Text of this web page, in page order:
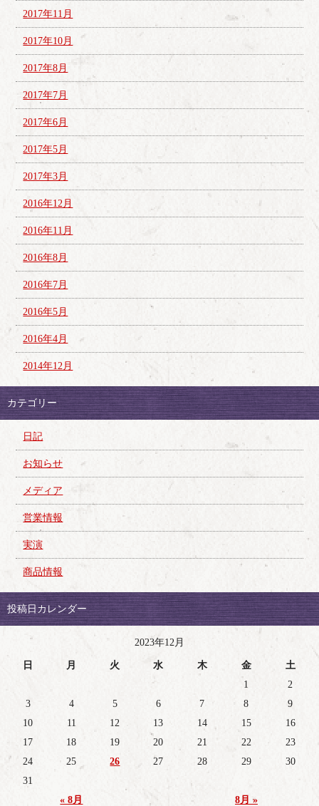
2017年11月
2017年10月
2017年8月
2017年7月
2017年6月
2017年5月
2017年3月
2016年12月
2016年11月
2016年8月
2016年7月
2016年5月
2016年4月
2014年12月
カテゴリー
日記
お知らせ
メディア
営業情報
実演
商品情報
投稿日カレンダー
2023年12月
日 月 火 水 木 金 土
« 8月 8月 »
1
2
3
4 5 6 7 8
9
10
11 12 13 14 15
16
17
18 19 20 21 22
23
24
25 26 27 28 29
30
31